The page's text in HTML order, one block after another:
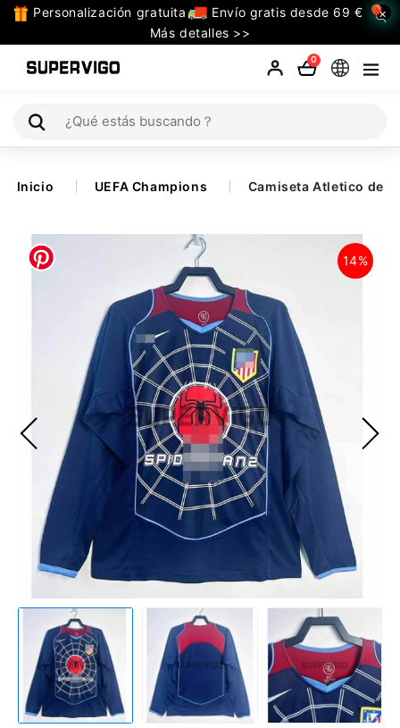
Personalización gratuita
Envío gratis desde 69 €
Más detalles >>
×
0
TODAS
LAS
CATEGORIAS
La Liga
Premier League
Ligue 1
Otras Ligas
Niños
Entrenamiento
Inicio UEFA Champions Camiseta Atletico de
14%